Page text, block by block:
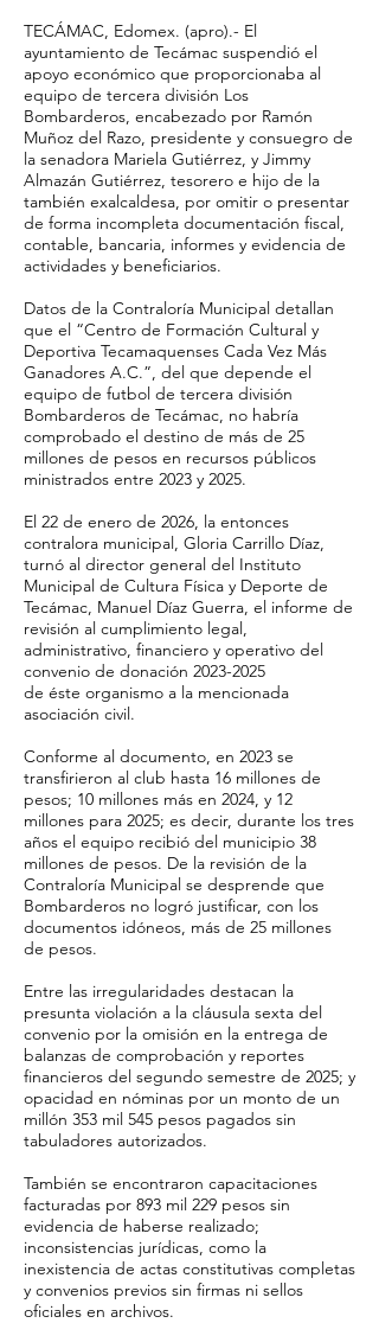
TECÁMAC, Edomex. (apro).- El
ayuntamiento de Tecámac suspendió el
apoyo económico que proporcionaba al
equipo de tercera división Los
Bombarderos, encabezado por Ramón
Muñoz del Razo, presidente y consuegro de
la senadora Mariela Gutiérrez, y Jimmy
Almazán Gutiérrez, tesorero e hijo de la
también exalcaldesa, por omitir o presentar
de forma incompleta documentación fiscal,
contable, bancaria, informes y evidencia de
actividades y beneficiarios.
Datos de la Contraloría Municipal detallan
que el “Centro de Formación Cultural y
Deportiva Tecamaquenses Cada Vez Más
Ganadores A.C.”, del que depende el
equipo de futbol de tercera división
Bombarderos de Tecámac, no habría
comprobado el destino de más de 25
millones de pesos en recursos públicos
ministrados entre 2023 y 2025.
El 22 de enero de 2026, la entonces
contralora municipal, Gloria Carrillo Díaz,
turnó al director general del Instituto
Municipal de Cultura Física y Deporte de
Tecámac, Manuel Díaz Guerra, el informe de
revisión al cumplimiento legal,
administrativo, financiero y operativo del
convenio de donación 2023-2025
de éste organismo a la mencionada
asociación civil.
Conforme al documento, en 2023 se
transfirieron al club hasta 16 millones de
pesos; 10 millones más en 2024, y 12
millones para 2025; es decir, durante los tres
años el equipo recibió del municipio 38
millones de pesos. De la revisión de la
Contraloría Municipal se desprende que
Bombarderos no logró justificar, con los
documentos idóneos, más de 25 millones
de pesos.
Entre las irregularidades destacan la
presunta violación a la cláusula sexta del
convenio por la omisión en la entrega de
balanzas de comprobación y reportes
financieros del segundo semestre de 2025; y
opacidad en nóminas por un monto de un
millón 353 mil 545 pesos pagados sin
tabuladores autorizados.
También se encontraron capacitaciones
facturadas por 893 mil 229 pesos sin
evidencia de haberse realizado;
inconsistencias jurídicas, como la
inexistencia de actas constitutivas completas
y convenios previos sin firmas ni sellos
oficiales en archivos.